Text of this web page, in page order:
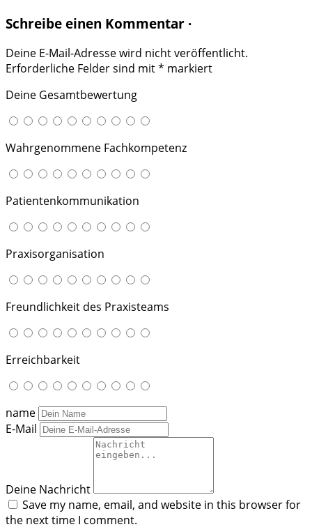
Schreibe einen Kommentar ·
Deine E-Mail-Adresse wird nicht veröffentlicht.
Erforderliche Felder sind mit* markiert
Deine Gesamtbewertung
Wahrgenommene Fachkompetenz
Patientenkommunikation
Praxisorganisation
Freundlichkeit des Praxisteams
Erreichbarkeit
name
E-Mail
Deine Nachricht
Save my name, email, and website in this browser for
the next time I comment.